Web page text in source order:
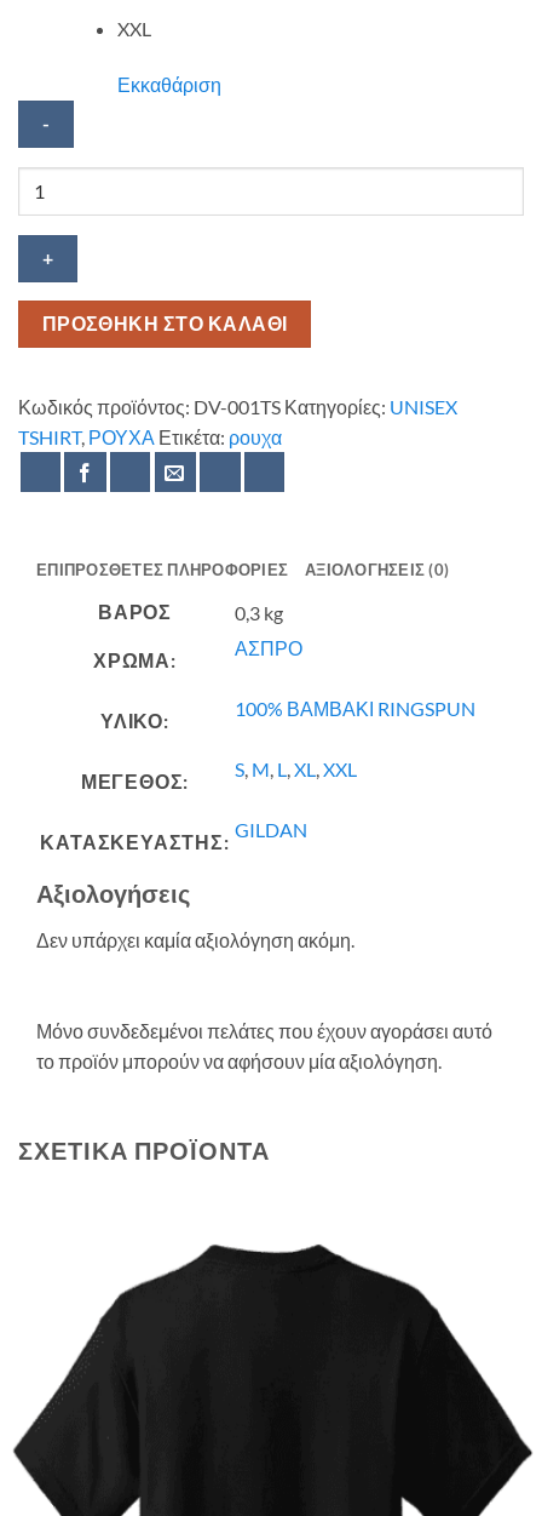
XXL
Εκκαθάριση
Darth
Vader
ΠΡΟΣΘΗΚΗ ΣΤΟ ΚΑΛΑΘΙ
Κωδικός προϊόντος: DV-001TS Κατηγορίες: UNISEX
TSHIRT, ΡΟΥΧΑ Ετικέτα: ρουχα
ΕΠΙΠΡΌΣΘΕΤΕΣ ΠΛΗΡΟΦΟΡΊΕΣ ΑΞΙΟΛΟΓΉΣΕΙΣ (0)
ΒΆΡΟΣ 0,3 kg
ΧΡΩΜΑ:
ΑΣΠΡΟ
ΥΛΙΚΟ:
100% ΒΑΜΒΑΚΙ RINGSPUN
ΜΕΓΕΘΟΣ:
S M L XL XXL
ΚΑΤΑΣΚΕΥΑΣΤΗΣ:
GILDAN
Αξιολογήσεις
Δεν υπάρχει καμία αξιολόγηση ακόμη.
Μόνο συνδεδεμένοι πελάτες που έχουν αγοράσει αυτό
το προϊόν μπορούν να αφήσουν μία αξιολόγηση.
ΣΧΕΤΙΚΆ ΠΡΟΪΌΝΤΑ